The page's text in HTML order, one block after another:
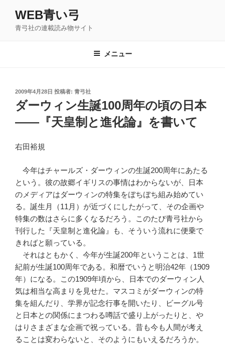
WEB青い弓
青弓社の連載読み物サイト
メニュー
投
稿
日:
2009年4月28日 投稿者: 青弓社
ダーウィン生誕100周年の頃の日本
――『天皇制と進化論』を書いて
右田裕規
今年はチャールズ・ダーウィンの生誕200周年にあたる
という。彼の故郷イギリスの事情はわからないが、日本
のメディアはダーウィンの特集をぼちぼち組み始めてい
る。誕生月（11月）が近づくにしたがって、その企画や
特集の数はさらに多くなるだろう。このたび青弓社から
刊行した『天皇制と進化論』も、そういう流れに便乗で
きればと願っている。
それはともかく、今年が生誕200年ということは、1世
紀前が生誕100周年である。和暦でいうと明治42年（1909
年）になる。この1909年頃から、日本でのダーウィン人
気は相当な高まりを見せた。マスコミがダーウィンの特
集を組んだり、学界が記念行事を開いたり、ビーグル号
と日本との関係にまつわる噂話で盛り上がったりと、や
はりさまざまな企画で祝っている。昔も今も人間が考え
ることは変わらないと、そのようにもいえるだろうか。